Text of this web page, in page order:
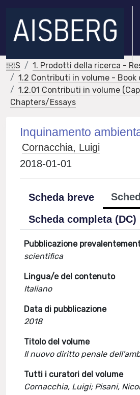
IRIS
1. Prodotti della ricerca -
1.2 Contributi in volume - Book
1.2.01 Contributi in volume
Chapters/Essays
Inquinamento
Cornacchia, Luigi
2018-01-01
Scheda breve
Scheda completa (DC)
Pubblicazione
scientifica
Lingua/e del contenuto
Italiano
Data di pubblicazione
2018
Titolo del volume
Il nuovo diritto penale
Tutti i curatori del volume
Cornacchia, Luigi; Pisani,